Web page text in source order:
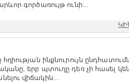
գործառույթ ունի...
հղիության ինքնուրույն
երբ պտուղը դեռ չի հասել
վիճակին...